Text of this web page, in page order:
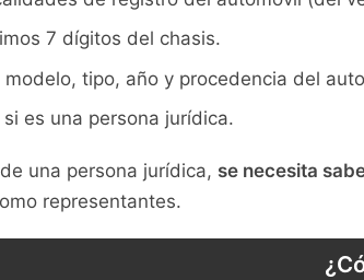
7 dígitos del chasis.
modelo, tipo, año y procedencia del
si es una persona jurídica.
una persona jurídica, se necesita
representantes.